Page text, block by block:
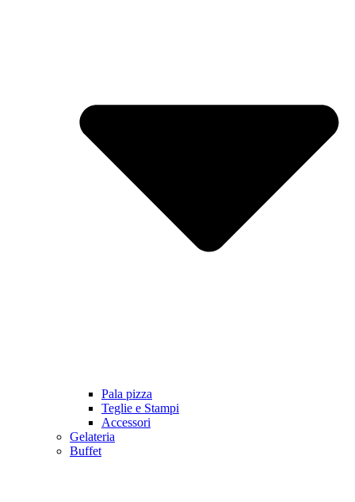
Pala pizza
Teglie e Stampi
Accessori
Gelateria
Buffet